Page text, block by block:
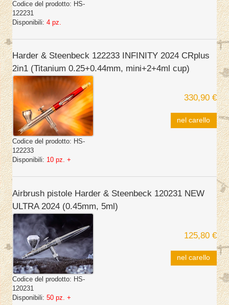
Codice del prodotto: HS-
122231
Disponibili: 4 pz.
Harder & Steenbeck 122233 INFINITY 2024 CRplus
2in1 (Titanium 0.25+0.44mm, mini+2+4ml cup)
Codice del prodotto: HS-
122233
Disponibili: 10 pz. +
330,90 €
nel carello
Airbrush pistole Harder & Steenbeck 120231 NEW
ULTRA 2024 (0.45mm, 5ml)
Codice del prodotto: HS-
120231
Disponibili: 50 pz. +
125,80 €
nel carello